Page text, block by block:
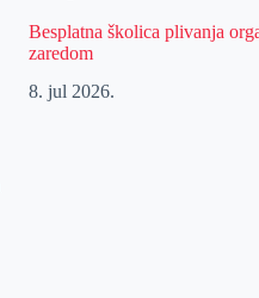
Besplatna školica plivanja
zaredom
8. jul 2026.